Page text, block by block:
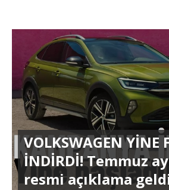
VOLKSWAGEN YİNE
İNDİRDİ! Temmuz
resmi açıklama